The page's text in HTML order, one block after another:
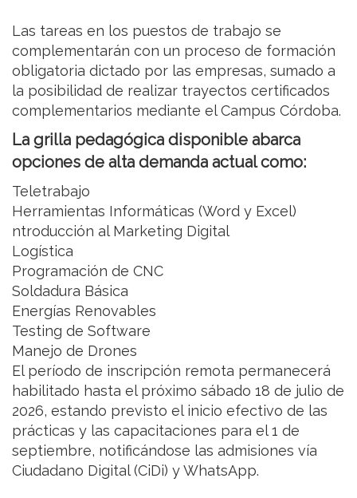
Las tareas en los puestos de trabajo se
complementarán con un proceso de formación
obligatoria dictado por las empresas, sumado a
la posibilidad de realizar trayectos certificados
complementarios mediante el Campus Córdoba.
La grilla pedagógica disponible abarca
opciones de alta demanda actual como:
Teletrabajo
Herramientas Informáticas (Word y Excel)
ntroducción al Marketing Digital
Logística
Programación de CNC
Soldadura Básica
Energías Renovables
Testing de Software
Manejo de Drones
El período de inscripción remota permanecerá
habilitado hasta el próximo sábado 18 de julio de
2026, estando previsto el inicio efectivo de las
prácticas y las capacitaciones para el 1 de
septiembre, notificándose las admisiones vía
Ciudadano Digital (CiDi) y WhatsApp.